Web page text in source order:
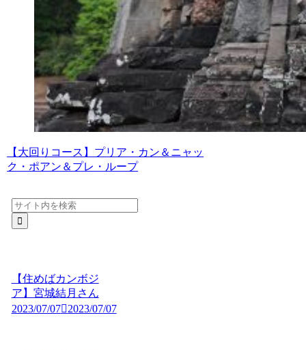
【大回りコース】プリア・カン＆ニャッ
ク・ポアン＆プレ・ループ
【住めばカンボジ
ア】宮城結月さん
2023/07/07
2023/07/07